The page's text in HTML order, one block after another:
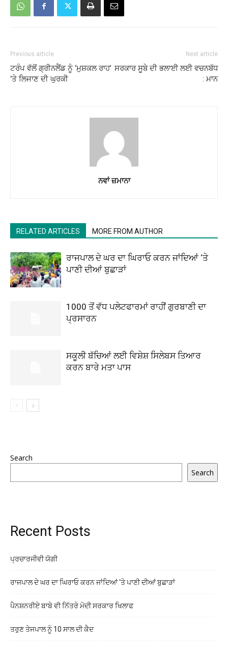
Previous article
ਟਰੰਪ ਵੱਲੋਂ ਗ੍ਰੀਨਲੈਂਡ ਨੂੰ ‘ਮੁਸ਼ਕਲ ਰਾਹ’
‘ਤੇ ਲਿਜਾਣ ਦੀ ਘੁਰਕੀ
Next article
ਸਰਕਾਰ ਸੂਬੇ ਦੀ ਭਲਾਈ ਲਈ ਵਚਨਬੱਧ
: ਮਾਨ
ਨਵਾਂ ਜ਼ਮਾਨਾ
RELATED ARTICLES MORE FROM AUTHOR
ਰਾਜਪਾਲ ਦੇ ਘਰ ਦਾ ਘਿਰਾਓ ਕਰਨ ਜਾਂਦਿਆਂ ‘ਤੇ
ਪਾਣੀ ਦੀਆਂ ਬੁਛਾੜਾਂ
1000 ਤੋਂ ਵੱਧ ਪਲੇਟਫਾਰਮਾਂ ਰਾਹੀਂ ਗੁਰਬਾਣੀ ਦਾ
ਪ੍ਰਸਾਰਨ
ਸਕੂਲੀ ਬੱਚਿਆਂ ਲਈ ਵਿਸ਼ੇਸ਼ ਸਿਲੇਬਸ ਤਿਆਰ
ਕਰਨ ਬਾਰੇ ਮਤਾ ਪਾਸ
Search
Search
Recent Posts
ਪ੍ਰਚਾਰਜੀਵੀ ਯੋਗੀ
ਰਾਜਪਾਲ ਦੇ ਘਰ ਦਾ ਘਿਰਾਓ ਕਰਨ ਜਾਂਦਿਆਂ ‘ਤੇ ਪਾਣੀ ਦੀਆਂ ਬੁਛਾੜਾਂ
ਪੈਨਸ਼ਨਰੀਏ ਬਾਬੇ ਵੀ ਨਿੱਤਰੇ ਮੋਦੀ ਸਰਕਾਰ ਖਿਲਾਫ
ਤਰੁਣ ਤੇਜਪਾਲ ਨੂੰ 10 ਸਾਲ ਦੀ ਕੈਦ